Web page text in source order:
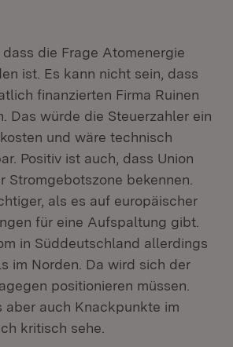
die Frage Atomenergie
ist. Es kann nicht sein, dass
finanzierten Firma Ruinen
Das würde die Steuerzahler ein
und wäre technisch
Positiv ist auch, dass Union
Stromgebotszone bekennen.
als es auf europäischer
für eine Aufspaltung gibt.
in Süddeutschland allerdings
im Norden. Da wird sich der
positionieren müssen.
aber auch Knackpunkte im
kritisch sehe.